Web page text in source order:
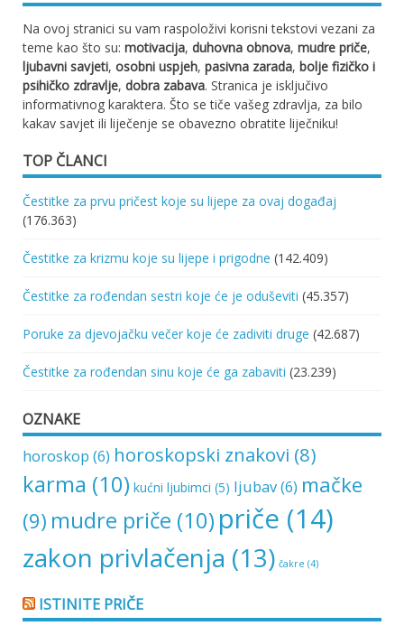
Na ovoj stranici su vam raspoloživi korisni tekstovi vezani za
teme kao što su: motivacija, duhovna obnova, mudre priče,
ljubavni savjeti, osobni uspjeh, pasivna zarada, bolje fizičko i
psihičko zdravlje, dobra zabava. Stranica je isključivo
informativnog karaktera. Što se tiče vašeg zdravlja, za bilo
kakav savjet ili liječenje se obavezno obratite liječniku!
TOP ČLANCI
Čestitke za prvu pričest koje su lijepe za ovaj događaj
(176.363)
Čestitke za krizmu koje su lijepe i prigodne (142.409)
Čestitke za rođendan sestri koje će je oduševiti (45.357)
Poruke za djevojačku večer koje će zadiviti druge (42.687)
Čestitke za rođendan sinu koje će ga zabaviti (23.239)
OZNAKE
horoskop (6) horoskopski znakovi (8)
karma (10) kućni ljubimci (5) ljubav(6) mačke
(9) mudre priče (10) priče (14)
zakon privlačenja (13) čakre (4)
ISTINITE PRIČE